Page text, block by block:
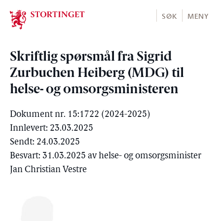
Stortinget.no
SØK MENY
Skriftlig spørsmål fra Sigrid
Zurbuchen Heiberg (MDG) til
helse- og omsorgsministeren
Dokument nr. 15:1722 (2024-2025)
Innlevert: 23.03.2025
Sendt: 24.03.2025
Besvart: 31.03.2025 av helse- og omsorgsminister
Jan Christian Vestre